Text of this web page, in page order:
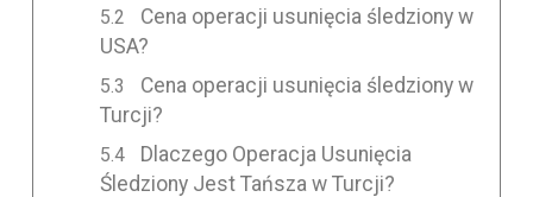
Cena operacji usunięcia śledziony w
USA?
Cena operacji usunięcia śledziony w
Turcji?
Dlaczego Operacja Usunięcia
Śledziony Jest Tańsza w Turcji?